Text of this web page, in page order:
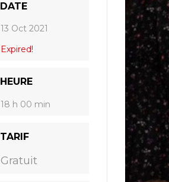
DATE
13 Oct 2021
Expired!
HEURE
18 h 00 min
TARIF
Gratuit